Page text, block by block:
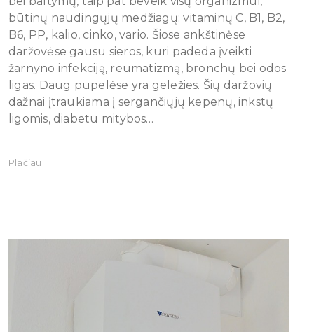
būtinų naudingųjų medžiagų: vitaminų C, B1, B2,
B6, PP, kalio, cinko, vario. Šiose ankštinėse
daržovėse gausu sieros, kuri padeda įveikti
žarnyno infekciją, reumatizmą, bronchų bei odos
ligas. Daug pupelėse yra geležies. Šių daržovių
dažnai įtraukiama į sergančiųjų kepenų, inkstų
ligomis, diabetu mitybos…
Plačiau